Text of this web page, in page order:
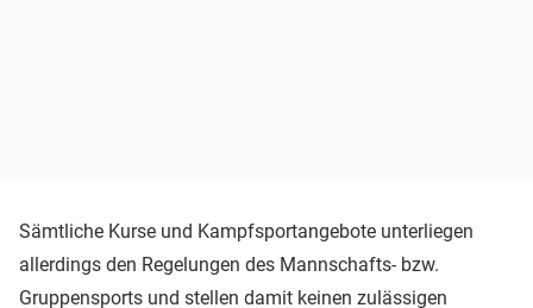
Sämtliche Kurse und Kampfsportangebote unterliegen
allerdings den Regelungen des Mannschafts- bzw.
Gruppensports und stellen damit keinen zulässigen